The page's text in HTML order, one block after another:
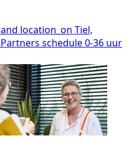
location_on Tiel,
schedule0-36 uur